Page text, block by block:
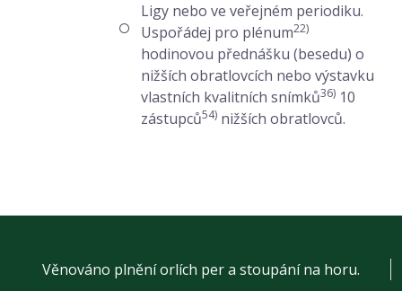
Ligy nebo ve veřejném periodiku.
Uspořádej pro plénum22)
hodinovou přednášku (besedu) o
nižších obratlovcích nebo výstavku
vlastních kvalitních snímků36) 10
zástupců54) nižších obratlovců.
Věnováno plnění orlích per a stoupání na horu.